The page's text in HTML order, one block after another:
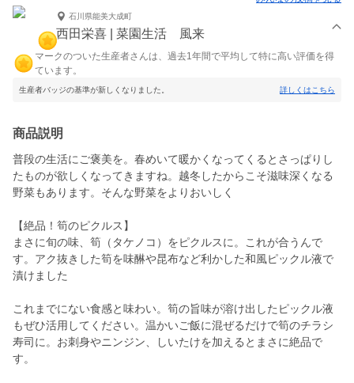
石川県能美大成町
西田栄喜 | 菜園生活 風来
マークのついた生産者さんは、過去1年間で平均して特に高い評価を得
ています。
生産者バッジの基準が新しくなりました。 詳しくはこちら
商品説明
普段の生活にご褒美を。春めいて暖かくなってくるとさっぱりし
たものが欲しくなってきますね。越冬したからこそ滋味深くなる
野菜もあります。そんな野菜をよりおいしく
【絶品！筍のピクルス】
まさに旬の味、筍（タケノコ）をピクルスに。これが合うんで
す。アク抜きした筍を味醂や昆布など利かした和風ピックル液で
漬けました
これまでにない食感と味わい。筍の旨味が溶け出したピックル液
もぜひ活用してください。温かいご飯に混ぜるだけで筍のチラシ
寿司に。お刺身やニンジン、しいたけを加えるとまさに絶品で
す。